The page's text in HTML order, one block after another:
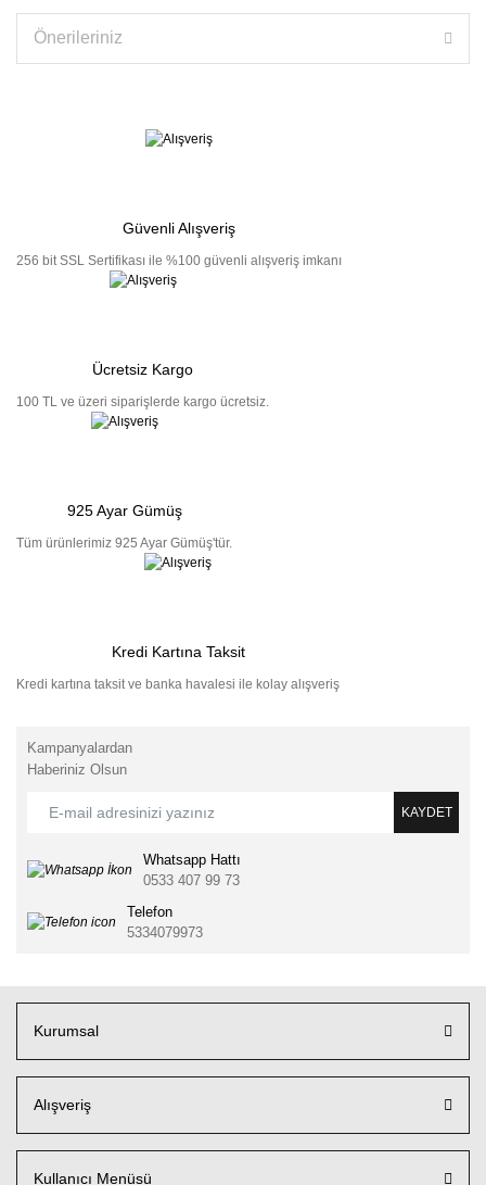
Önerileriniz
Güvenli Alışveriş
256 bit SSL Sertifikası ile %100 güvenli alışveriş imkanı
Ücretsiz Kargo
100 TL ve üzeri siparişlerde kargo ücretsiz.
925 Ayar Gümüş
Tüm ürünlerimiz 925 Ayar Gümüş'tür.
Kredi Kartına Taksit
Kredi kartına taksit ve banka havalesi ile kolay alışveriş
Kampanyalardan
Haberiniz Olsun
KAYDET
Whatsapp Hattı
0533 407 99 73
Telefon
5334079973
Kurumsal
Alışveriş
Kullanıcı Menüsü